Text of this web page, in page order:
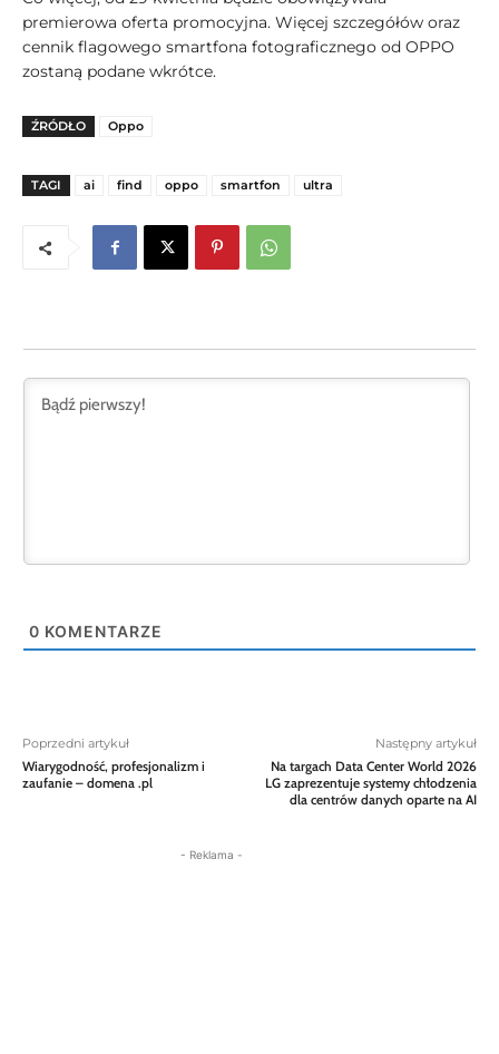
premierowa oferta promocyjna. Więcej szczegółów oraz
cennik flagowego smartfona fotograficznego od OPPO
zostaną podane wkrótce.
ŹRÓDŁO Oppo
TAGI ai find oppo smartfon ultra
0 KOMENTARZE
Poprzedni artykuł
Wiarygodność, profesjonalizm i
zaufanie – domena .pl
Następny artykuł
Na targach Data Center World 2026
LG zaprezentuje systemy chłodzenia
dla centrów danych oparte na AI
- Reklama -